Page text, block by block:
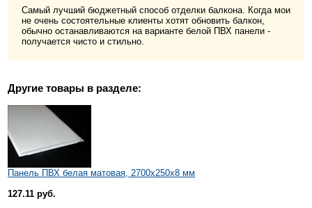
Самый лучший бюджетный способ отделки балкона. Когда мои
не очень состоятельные клиенты хотят обновить балкон,
обычно останавливаются на варианте белой ПВХ панели -
получается чисто и стильно.
Другие товары в разделе:
Панель ПВХ белая матовая, 2700x250x8 мм
127.11 руб.